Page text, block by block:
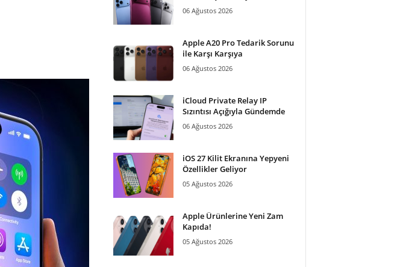
06 Ağustos 2026
Apple A20 Pro Tedarik Sorunu
ile Karşı Karşıya
06 Ağustos 2026
iCloud Private Relay IP
Sızıntısı Açığıyla Gündemde
06 Ağustos 2026
iOS 27 Kilit Ekranına Yepyeni
Özellikler Geliyor
05 Ağustos 2026
Apple Ürünlerine Yeni Zam
Kapıda!
05 Ağustos 2026